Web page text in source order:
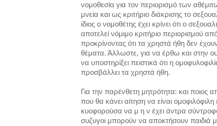
νομοθεσία για τον περιορισμό των
μνεία και ως κριτήριο διάκρισης το
ίδιος ο νομοθέτης έχει κρίνει ότι ο
αποτελεί νόμιμο κριτήριο περιορισμού
προκρίνοντας ότι τα χρηστά ήθη δεν
θέματα. Άλλωστε, για να έρθω και στην
να υποστηρίξει πειστικά ότι η
προσβάλλει τα χρηστά ήθη.
Για την παρένθετη μητρότητα: και ποιος
που θα κάνει αίτηση να είναι
κυοφορούσα να μ η ν έχει άντρα
συζυγοι μπορούν να αποκτήσουν παιδιά